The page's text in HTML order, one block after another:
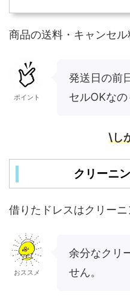
商品の送料・キャンセ
ポイント
発送日の前
セルOKなの
\し
クリーニ
借りたドレスはクリーニ
おススメ
余分なクリ
せん。